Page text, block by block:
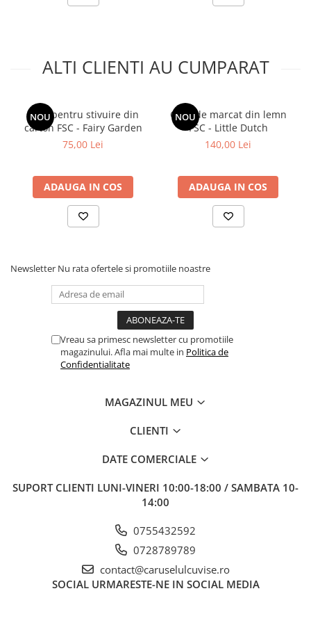
ALTI CLIENTI AU CUMPARAT
NOU
Cutii pentru stivuire din
carton FSC - Fairy Garden
75,00 Lei
ADAUGA IN COS
NOU
Casa de marcat din lemn
FSC - Little Dutch
140,00 Lei
ADAUGA IN COS
Newsletter Nu rata ofertele si promotiile noastre
Vreau sa primesc newsletter cu promotiile
magazinului. Afla mai multe in Politica de
Confidentialitate
MAGAZINUL MEU
CLIENTI
DATE COMERCIALE
SUPORT CLIENTI LUNI-VINERI 10:00-18:00 / SAMBATA 10-
14:00
0755432592
0728789789
contact@caruselulcuvise.ro
SOCIAL URMARESTE-NE IN SOCIAL MEDIA